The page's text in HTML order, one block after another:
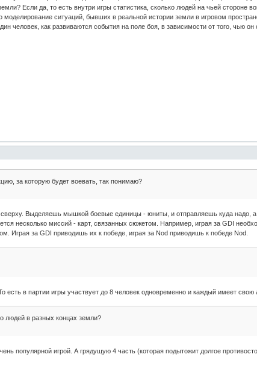
Если да, то есть внутри игры статистика, сколько людей на чьей
моделирование ситуаций, бывших в реальной истории земли в игровом
человек, как развиваются события на поле боя, в зависимости от того, чью
за которую будет воевать, так понимаю?
Выделяешь мышкой боевые единицы - юниты, и отправляешь куда надо,
несколько миссий - карт, связанных сюжетом. Например, играя за GDI
Играя за GDI приводишь их к победе, играя за Nod приводишь к победе Nod.
есть в партии игры участвует до 8 человек одновременно и каждый имеет свою
людей в разных концах земли?
популярной игрой. А грядущую 4 часть (которая подытожит долгое